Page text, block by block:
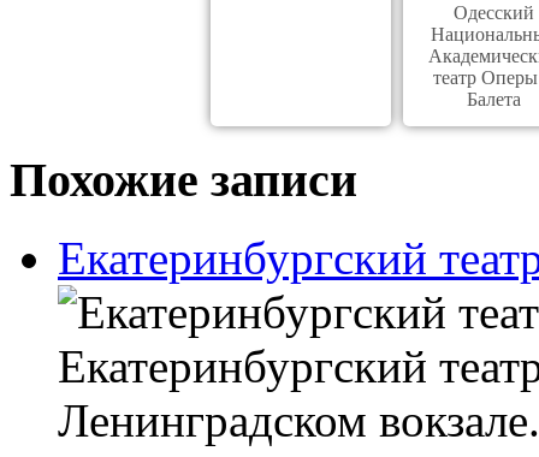
Одесский
театр
Балета
Похожие записи
Екатеринбургский
Екатеринбургский
Ленинградском